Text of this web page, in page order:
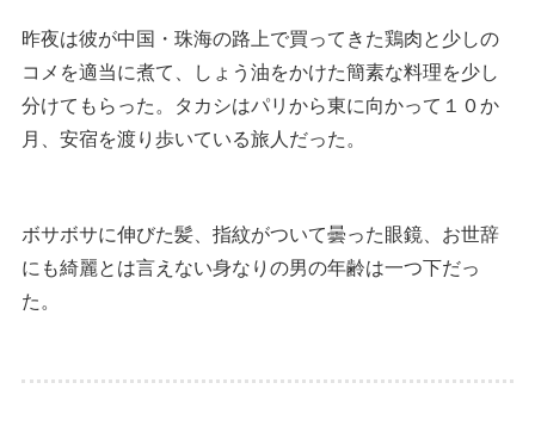
昨夜は彼が中国・珠海の路上で買ってきた鶏肉と少しの
コメを適当に煮て、しょう油をかけた簡素な料理を少し
分けてもらった。タカシはパリから東に向かって１０か
月、安宿を渡り歩いている旅人だった。
ボサボサに伸びた髪、指紋がついて曇った眼鏡、お世辞
にも綺麗とは言えない身なりの男の年齢は一つ下だっ
た。